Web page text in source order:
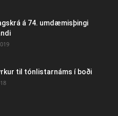
á 74. umdæmisþingi
til tónlistarnáms í boði